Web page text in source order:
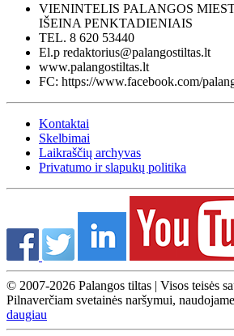
VIENINTELIS PALANGOS
IŠEINA PENKTADIENIAIS
TEL. 8 620 53440
El.p redaktorius@palangostiltas.lt
www.palangostiltas.lt
FC: https://www.facebook.com/
Kontaktai
Skelbimai
Laikraščių archyvas
Privatumo ir slapukų politika
© 2007-2026 Palangos tiltas | Visos teisės
Pilnaverčiam svetainės naršymui,
daugiau